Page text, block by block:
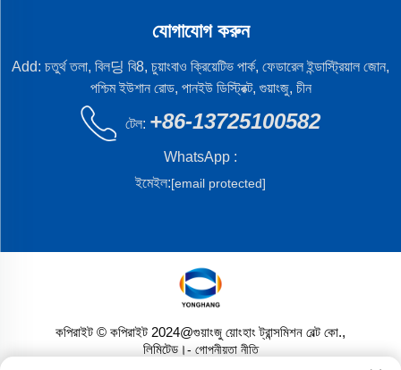
যোগাযোগ করুন
Add: চতুর্থ তলা, বিল딩 বি8, চুয়াংবাও ক্রিয়েটিভ পার্ক, ফেডারেল ইন্ডাস্ট্রিয়াল জোন,
পশ্চিম ইউশান রোড, পানইউ ডিস্ট্রিক্ট, গুয়াংজু, চীন
টেল: +86-13725100582
WhatsApp :
ইমেইল:[email protected]
কপিরাইট © কপিরাইট 2024@গুয়াংজু য়োংহাং ট্রান্সমিশন বেল্ট কো.,
লিমিটেড।- গোপনীয়তা নীতি